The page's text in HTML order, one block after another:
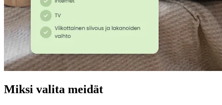
Miksi valita meidät